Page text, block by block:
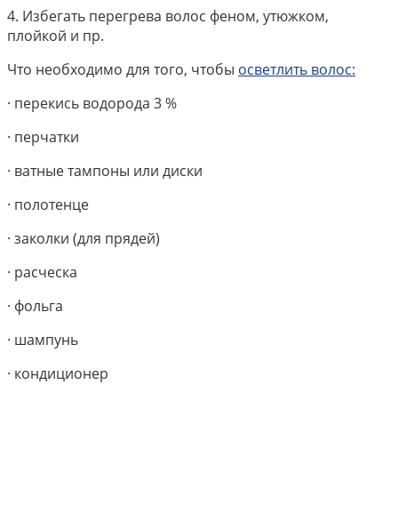
4. Избегать перегрева волос феном, утюжком,
плойкой и пр.
Что необходимо для того, чтобы осветлить волос:
· перекись водорода 3 %
· перчатки
· ватные тампоны или диски
· полотенце
· заколки (для прядей)
· расческа
· фольга
· шампунь
· кондиционер